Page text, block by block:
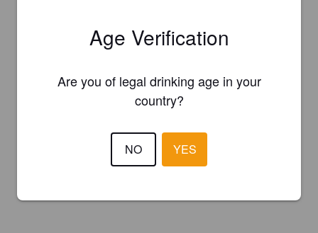
Age Verification
Are you of legal drinking age in your
country?
NO YES